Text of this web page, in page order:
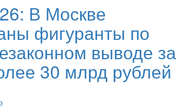
В Москве
фигуранты по
выводе за
30 млрд рублей